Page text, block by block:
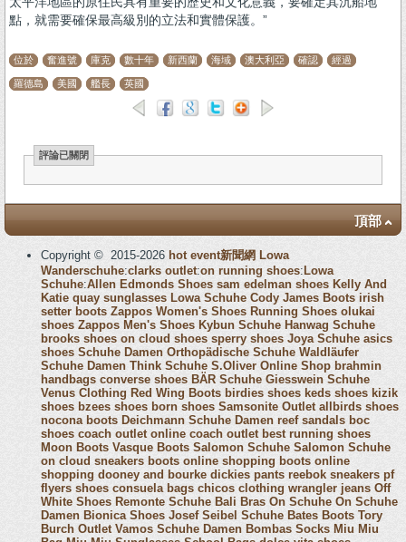
點，就需要確保最高級別的立法和實體保護。”
位於 奮進號 庫克 數十年 新西蘭 海域 澳大利亞 確認 經過
羅德島 美國 艦長 英國
評論已關閉
頂部
Copyright © 2015-2026 hot event新聞網 Lowa
Wanderschuhe:clarks outlet:on running shoes: Lowa
Schuhe:Allen Edmonds Shoes sam edelman shoes Kelly And
Katie quay sunglasses Lowa Schuhe Cody James Boots irish
setter boots Zappos Women's Shoes Running Shoes olukai
shoes Zappos Men's Shoes Kybun Schuhe Hanwag Schuhe
brooks shoes on cloud shoes sperry shoes Joya Schuhe asics
shoes Schuhe Damen Orthopädische Schuhe Waldläufer
Schuhe Damen Think Schuhe S.Oliver Online Shop brahmin
handbags converse shoes BÄR Schuhe Giesswein Schuhe
Venus Clothing Red Wing Boots birdies shoes keds shoes kizik
shoes bzees shoes born shoes Samsonite Outlet allbirds shoes
nocona boots Deichmann Schuhe Damen reef sandals boc
shoes coach outlet online coach outlet best running shoes
Moon Boots Vasque Boots Salomon Schuhe Salomon Schuhe
on cloud sneakers boots online shopping boots online
shopping dooney and bourke dickies pants reebok sneakers pf
flyers shoes consuela bags chicos clothing wrangler jeans Off
White Shoes Remonte Schuhe Bali Bras On Schuhe On Schuhe
Damen Bionica Shoes Josef Seibel Schuhe Bates Boots Tory
Burch Outlet Vamos Schuhe Damen Bombas Socks Miu Miu